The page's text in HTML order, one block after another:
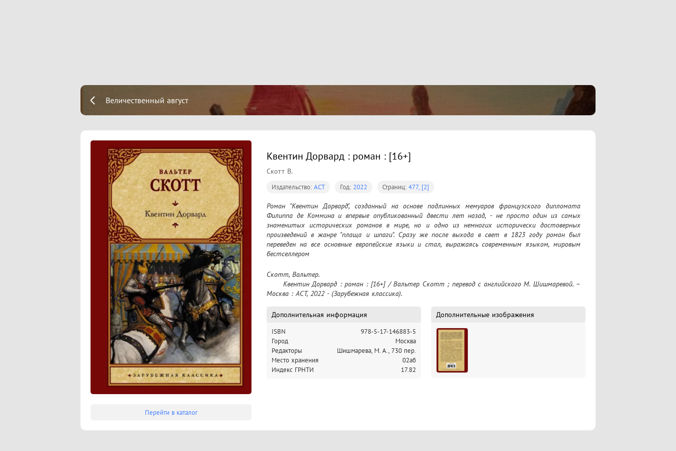
Величественный август
Перейти в каталог
Квентин Дорвард : роман : [16+]
Скотт В.
Издательство: АСТ Год: 2022 Страниц: 477, [2]
Роман "Квентин Дорвард", созданный на основе подлинных мемуаров французского дипломата
Филиппа де Коммина и впервые опубликованный двести лет назад, - не просто один из самых
знаменитых исторических романов в мире, но и одно из немногих исторически достоверных
произведений в жанре "плаща и шпаги". Сразу же после выхода в свет в 1823 году роман был
переведен на все основные европейские языки и стал, выражаясь современным языком, мировым
бестселлером
Скотт, Вальтер.
Москва : АСТ, 2022 - (Зарубежная классика).
Дополнительная информация
ISBN
978-5-17-146883-5
Город
Москва
Редакторы
Шишмарева, М. А., 730 пер.
Место хранения
02аб
Индекс ГРНТИ
17.82
Дополнительные изображения